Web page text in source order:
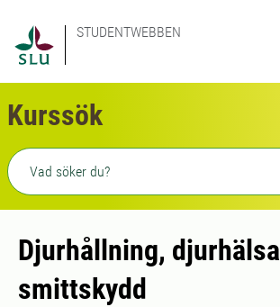
STUDENTWEBBEN
Kurssök
Fritext sökning
Djurhållning,
smittskydd